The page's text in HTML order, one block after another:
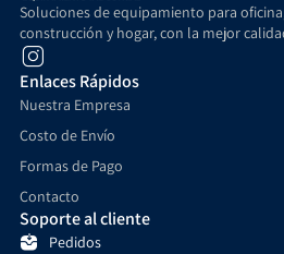
Soluciones de equipamiento para
construcción y hogar, con la mejor
Enlaces Rápidos
Nuestra Empresa
Costo de Envío
Formas de Pago
Contacto
Soporte al cliente
Pedidos